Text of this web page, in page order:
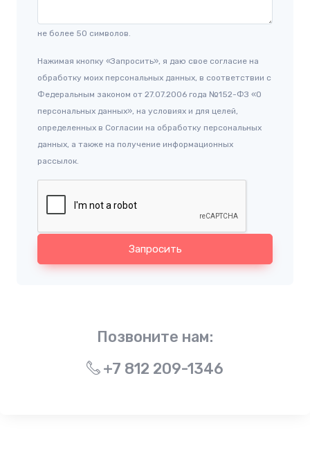
не более 50 символов.
Нажимая кнопку «Запросить», я даю свое согласие на
обработку моих персональных данных, в соответствии с
Федеральным законом от 27.07.2006 года №152-ФЗ «О
персональных данных», на условиях и для целей,
определенных в Согласии на обработку персональных
данных, а также на получение информационных
рассылок.
Запросить
Позвоните нам:
+7 812 209-1346